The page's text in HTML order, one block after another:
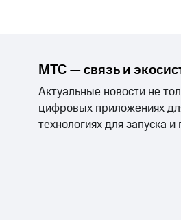
МТС — связь и
Актуальные новости не
цифровых приложениях
технологиях для запуска